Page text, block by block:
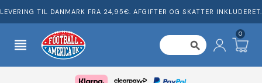
LEVERING TIL DANMARK FRA 24,95€. AFGIFTER OG SKATTER INKLUDERET.
view_headline search
0